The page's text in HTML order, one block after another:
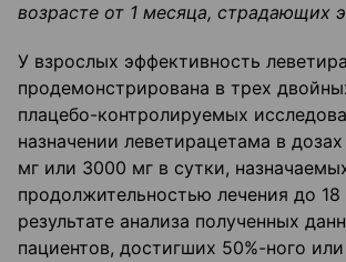
возрасте от 1 месяца, страдающих
У взрослых эффективность
продемонстрирована в трех
плацебо-контролируемых
назначении леветирацетама в
мг или 3000 мг в сутки,
продолжительностью лечения до 18
результате анализа полученных
пациентов, достигших 50%-ного